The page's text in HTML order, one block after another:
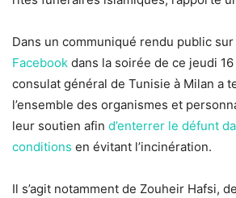
Dans un communiqué rendu public
Facebook dans la soirée de ce jeudi
consulat général de Tunisie à Milan a
l’ensemble des organismes et
leur soutien afin d’enterrer le défunt
conditions en évitant l’incinération.
Il s’agit notamment de Zouheir Hafsi,